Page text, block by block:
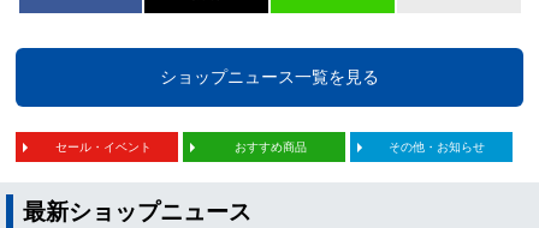
ショップニュース一覧を見る
セール・イベント おすすめ商品 その他・お知らせ
最新ショップニュース